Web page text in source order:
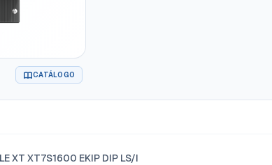
CATÁLOGO
XT XT7S1600 EKIP DIP LS/I